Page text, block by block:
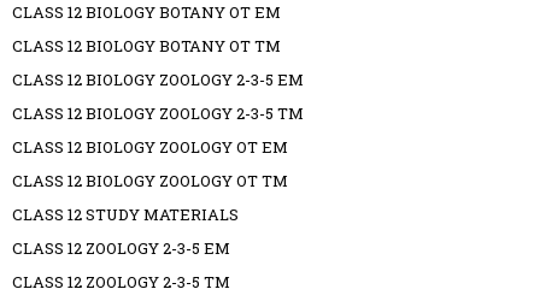
CLASS 12 BIOLOGY BOTANY OT EM
CLASS 12 BIOLOGY BOTANY OT TM
CLASS 12 BIOLOGY ZOOLOGY 2-3-5 EM
CLASS 12 BIOLOGY ZOOLOGY 2-3-5 TM
CLASS 12 BIOLOGY ZOOLOGY OT EM
CLASS 12 BIOLOGY ZOOLOGY OT TM
CLASS 12 STUDY MATERIALS
CLASS 12 ZOOLOGY 2-3-5 EM
CLASS 12 ZOOLOGY 2-3-5 TM